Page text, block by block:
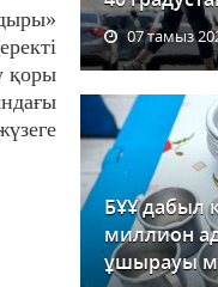
қоры
07 тамыз
БҰҰ дабыл
миллион
ұшырауы